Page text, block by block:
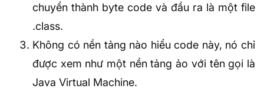
chuyển thành byte code và đầu ra là một file
.class.
Không có nền tảng nào hiểu code này, nó chỉ
được xem như một nền tảng ảo với tên gọi là
Java Virtual Machine.